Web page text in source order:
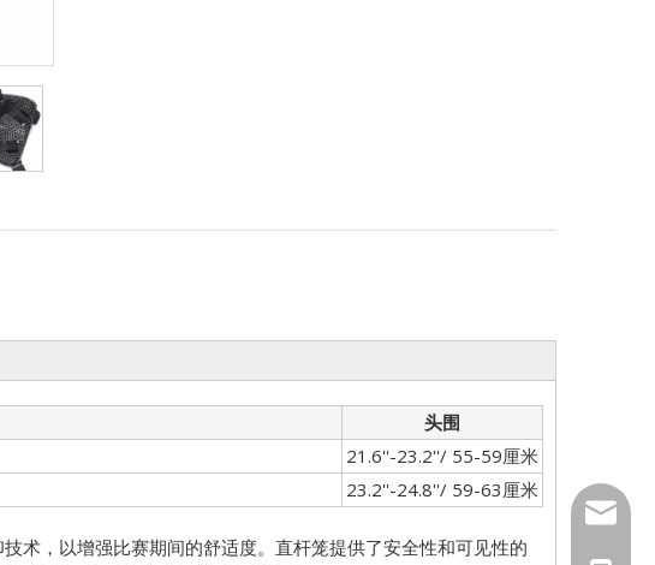
头围
21.6''-23.2''/ 55-59厘米
23.2''-24.8''/ 59-63厘米
术，以增强比赛期间的舒适度。直杆笼提供了安全性和可见性的